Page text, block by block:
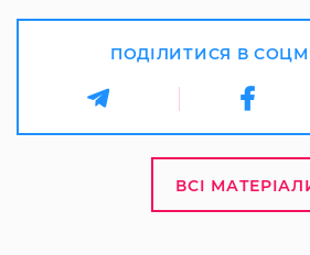
ПОДІЛИТИСЯ В
ВСІ